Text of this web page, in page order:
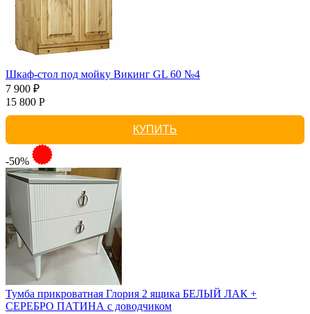
Шкаф-стол под мойку Викинг GL 60 №4
7 900 ₽
15 800 Р
КУПИТЬ
-50%
Тумба прикроватная Глория 2 ящика БЕЛЫЙ ЛАК +
СЕРЕБРО ПАТИНА с доводчиком